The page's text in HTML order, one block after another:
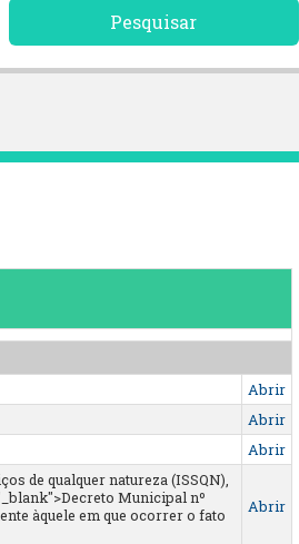
Pesquisar
Abrir
Abrir
Abrir
de qualquer natureza (ISSQN),
Municipal nº
àquele em que ocorrer o fato
Abrir